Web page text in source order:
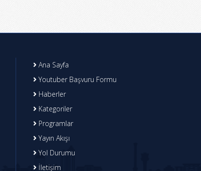
Ana Sayfa
Youtuber Başvuru Formu
Haberler
Kategoriler
Programlar
Yayın Akışı
Yol Durumu
İletişim